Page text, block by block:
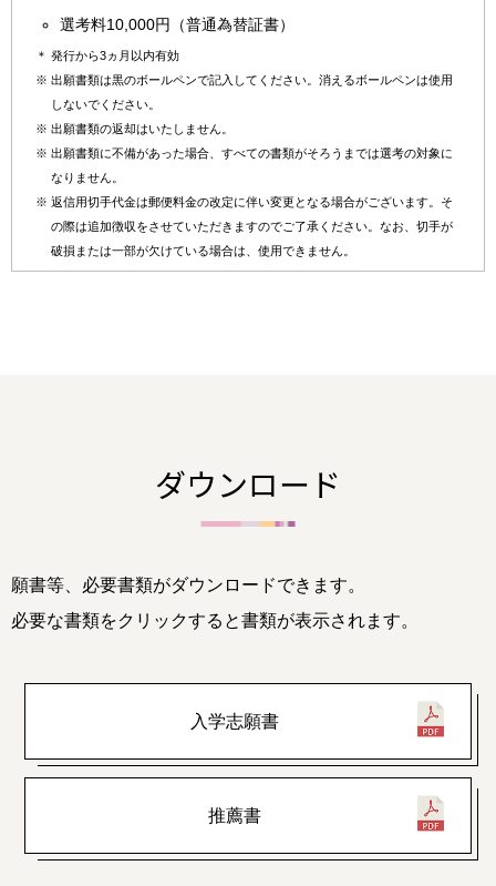
選考料10,000円（普通為替証書）
＊ 発行から3ヵ月以内有効
※ 出願書類は黒のボールペンで記入してください。消えるボールペンは使用
しないでください。
※ 出願書類の返却はいたしません。
※ 出願書類に不備があった場合、すべての書類がそろうまでは選考の対象に
なりません。
※ 返信用切手代金は郵便料金の改定に伴い変更となる場合がございます。そ
の際は追加徴収をさせていただきますのでご了承ください。なお、切手が
破損または一部が欠けている場合は、使用できません。
ダウンロード
願書等、必要書類がダウンロードできます。
必要な書類をクリックすると書類が表示されます。
入学志願書
推薦書